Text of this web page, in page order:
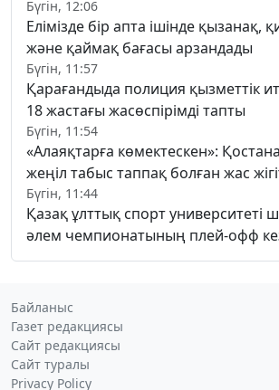
Бүгін, 12:06
Елімізде бір апта ішінде қызанақ,
және қаймақ бағасы арзандады
Бүгін, 11:57
Қарағандыда полиция қызметтік
18 жастағы жасөспірімді тапты
Бүгін, 11:54
«Алаяқтарға көмектескен»:
жеңіл табыс таппақ болған жас
Бүгін, 11:44
Қазақ ұлттық спорт университеті
әлем чемпионатының плей-офф
Байланыс
Газет редакциясы
Сайт редакциясы
Сайт туралы
Privacy Policy